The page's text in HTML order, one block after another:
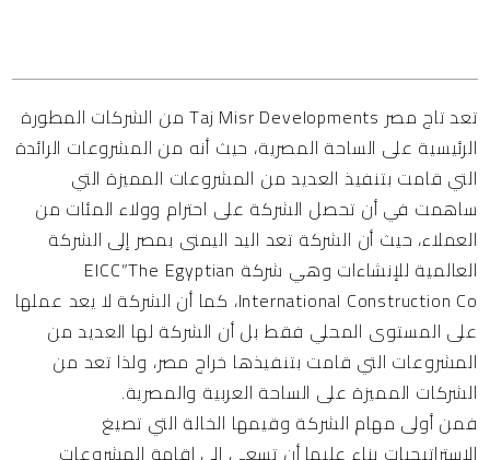
تعدتاج مصر Taj Misr Developments
من الشركات المطورة
الرئيسية على الساحة المصرية، حيث أنه من المشروعات الرائدة
التي قامت بتنفيذ العديد من المشروعات المميزة التي
ساهمت في أن تحصل الشركة على احترام وولاء المئات من
العملاء، حيث أن الشركة تعد اليد اليمنى بمصر إلى الشركة
العالمية للإنشاءات وهي شركة EICC”The Egyptian
International Construction Co، كما أن الشركة لا يعد عملها
على المستوى المحلي فقط بل أن الشركة لها العديد من
المشروعات التي قامت بتنفيذها خراج مصر، ولذا تعد من
الشركات المميزة على الساحة العربية والمصرية.
فمن أولى مهام الشركة وقيمها الخالة التي تصيغ
الاستراتيجيات بناء عليها أن تسعى إلى إقامة المشروعات